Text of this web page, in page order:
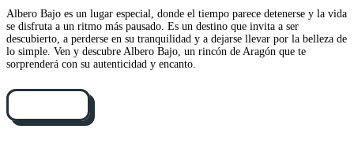
Albero Bajo es un lugar especial, donde el tiempo parece detenerse y la vida
se disfruta a un ritmo más pausado. Es un destino que invita a ser
descubierto, a perderse en su tranquilidad y a dejarse llevar por la belleza de
lo simple. Ven y descubre Albero Bajo, un rincón de Aragón que te
sorprenderá con su autenticidad y encanto.